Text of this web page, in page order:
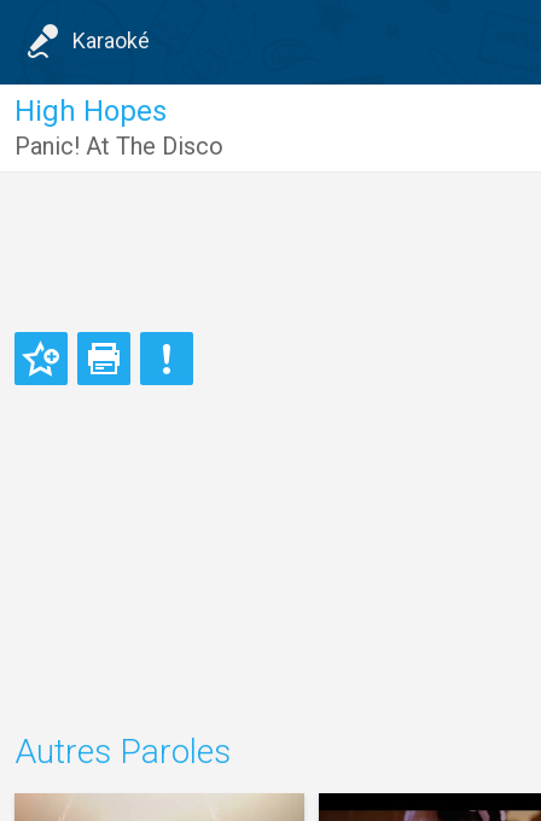
Karaoké
High Hopes
Panic! At The Disco
Autres Paroles